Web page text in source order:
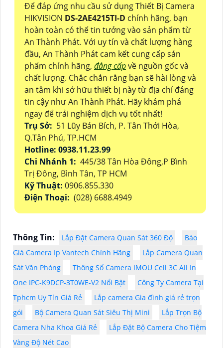
Để đáp ứng nhu cầu sử dụng Thiết Bị Camera
HIKVISION DS-2AE4215TI-D chính hãng, bạn
hoàn toàn có thể tin tưởng vào sản phẩm từ
An Thành Phát. Với uy tín và chất lượng hàng
đầu, An Thành Phát cam kết cung cấp sản
phẩm chính hãng, đẳng cấpvề nguồn gốc và
chất lượng. Chắc chắn rằng bạn sẽ hài lòng và
an tâm khi sở hữu thiết bị này từ địa chỉ đáng
tin cậy như An Thành Phát. Hãy khám phá
ngay để trải nghiệm dịch vụ tốt nhất!
Trụ Sở: 51 Lũy Bán Bích, P. Tân Thới Hòa,
Q.Tân Phú, TP.HCM
Hotline: 0938.11.23.99
Chi Nhánh 1: 445/38 Tân Hòa Đông,P Bình
Trị Đông, Bình Tân, TP HCM
Kỹ Thuật: 0906.855.330
Điện Thoại: (028) 6688.4949
Thông Tin: Lắp Đặt Camera Quan Sát 360 Độ
Báo
Giá Camera Ip Vantech Chính Hãng
Lắp Camera Quan
Sát Văn Phòng
Thông Số Camera IMOU Cell 3C All In
One IPC-K9DCP-3T0WE-V2 Nổi Bật
Công Ty Camera Tại
Tphcm Uy Tín Giá Rẻ
Lắp camera Gia đình giá rẻ trọn
gói
Bộ Camera Quan Sát Siêu Thị Mini
Lắp Trọn Bộ
Camera Nha Khoa Giá Rẻ
Lắp Đặt Bộ Camera Cho Tiệm
Vàng Độ Nét Cao